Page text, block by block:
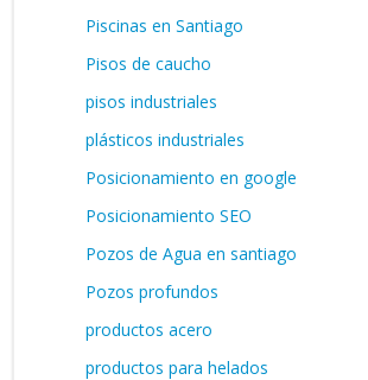
Piscinas en Santiago
Pisos de caucho
pisos industriales
plásticos industriales
Posicionamiento en google
Posicionamiento SEO
Pozos de Agua en santiago
Pozos profundos
productos acero
productos para helados